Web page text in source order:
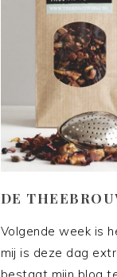
DE
Volgende week is
mij is deze dag